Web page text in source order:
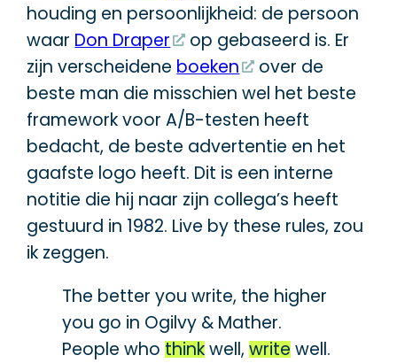
houding en persoonlijkheid: de persoon
waar Don Draper
op gebaseerd is. Er
zijn verscheidene boeken
over de
beste man die misschien wel het beste
framework voor A/B-testen heeft
bedacht, de beste advertentie en het
gaafste logo heeft. Dit is een interne
notitie die hij naar zijn collega’s heeft
gestuurd in 1982. Live by these rules, zou
ik zeggen.
The better you write, the higher
you go in Ogilvy & Mather.
People who thinkwell,write well.